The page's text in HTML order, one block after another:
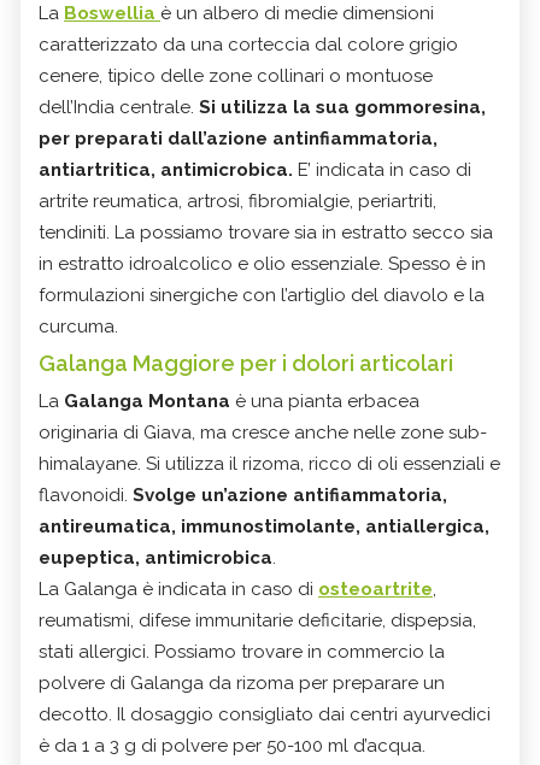
La Boswellia è un albero di medie dimensioni
caratterizzato da una corteccia dal colore grigio
cenere, tipico delle zone collinari o montuose
dell’India centrale. Si utilizza la sua gommoresina,
per preparati dall’azione antinfiammatoria,
antiartritica, antimicrobica. E’ indicata in caso di
artrite reumatica, artrosi, fibromialgie, periartriti,
tendiniti. La possiamo trovare sia in estratto secco sia
in estratto idroalcolico e olio essenziale. Spesso è in
formulazioni sinergiche con l’artiglio del diavolo e la
curcuma.
Galanga Maggiore per i dolori articolari
La Galanga Montana è una pianta erbacea
originaria di Giava, ma cresce anche nelle zone sub-
himalayane. Si utilizza il rizoma, ricco di oli essenziali e
flavonoidi. Svolge un’azione antifiammatoria,
antireumatica, immunostimolante, antiallergica,
eupeptica, antimicrobica.
La Galanga è indicata in caso di osteoartrite,
reumatismi, difese immunitarie deficitarie, dispepsia,
stati allergici. Possiamo trovare in commercio la
polvere di Galanga da rizoma per preparare un
decotto. Il dosaggio consigliato dai centri ayurvedici
è da 1 a 3 g di polvere per 50-100 ml d’acqua.